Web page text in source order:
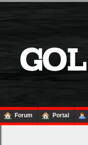
Forum Portal